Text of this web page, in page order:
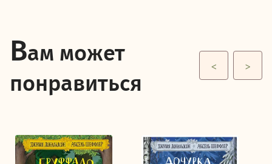
Вам может
понравиться
< >